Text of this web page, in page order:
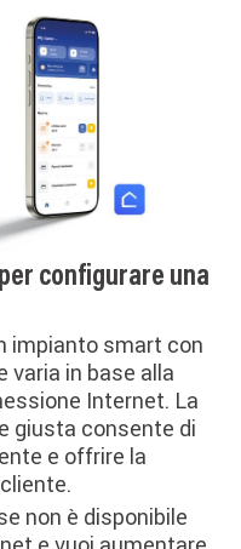
configurare una
impianto smart con
varia in base alla
Internet. La
giusta consente di
e offrire la
non è disponibile